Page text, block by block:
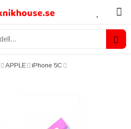
APPLE
iPhone 5C